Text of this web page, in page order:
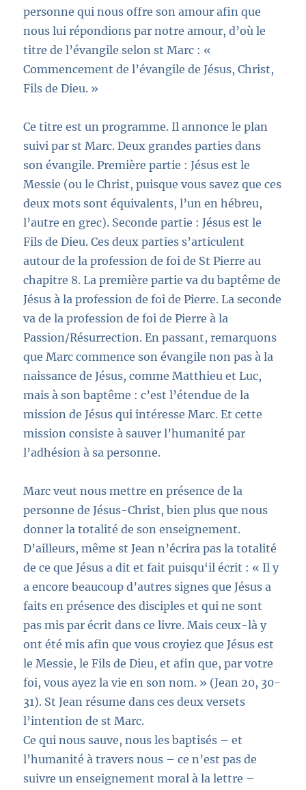
personne qui nous offre son amour afin que
nous lui répondions par notre amour, d’où le
titre de l’évangile selon st Marc : «
Commencement de l’évangile de Jésus, Christ,
Fils de Dieu. »
Ce titre est un programme. Il annonce le plan
suivi par st Marc. Deux grandes parties dans
son évangile. Première partie : Jésus est le
Messie (ou le Christ, puisque vous savez que ces
deux mots sont équivalents, l’un en hébreu,
l’autre en grec). Seconde partie : Jésus est le
Fils de Dieu. Ces deux parties s’articulent
autour de la profession de foi de St Pierre au
chapitre 8. La première partie va du baptême de
Jésus à la profession de foi de Pierre. La seconde
va de la profession de foi de Pierre à la
Passion/Résurrection. En passant, remarquons
que Marc commence son évangile non pas à la
naissance de Jésus, comme Matthieu et Luc,
mais à son baptême : c’est l’étendue de la
mission de Jésus qui intéresse Marc. Et cette
mission consiste à sauver l’humanité par
l’adhésion à sa personne.
Marc veut nous mettre en présence de la
personne de Jésus-Christ, bien plus que nous
donner la totalité de son enseignement.
D’ailleurs, même st Jean n’écrira pas la totalité
de ce que Jésus a dit et fait puisqu‘il écrit : « Il y
a encore beaucoup d’autres signes que Jésus a
faits en présence des disciples et qui ne sont
pas mis par écrit dans ce livre. Mais ceux-là y
ont été mis afin que vous croyiez que Jésus est
le Messie, le Fils de Dieu, et afin que, par votre
foi, vous ayez la vie en son nom. » (Jean 20, 30-
31). St Jean résume dans ces deux versets
l’intention de st Marc.
Ce qui nous sauve, nous les baptisés – et
l’humanité à travers nous – ce n’est pas de
suivre un enseignement moral à la lettre –